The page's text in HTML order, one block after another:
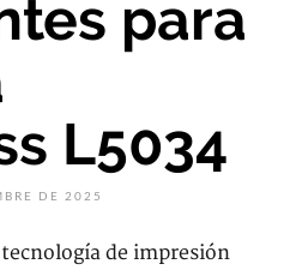
para
L5034
DE 2025
de impresión